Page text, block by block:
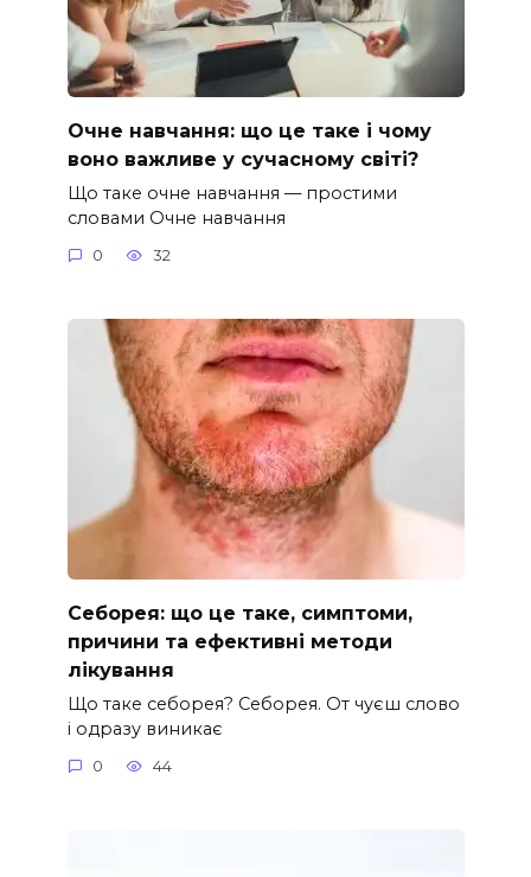
Очне навчання: що це таке і чому
воно важливе у сучасному світі?
Що таке очне навчання — простими
словами Очне навчання
0 32
Себорея: що це таке, симптоми,
причини та ефективні методи
лікування
Що таке себорея? Себорея. От чуєш слово
і одразу виникає
0 44